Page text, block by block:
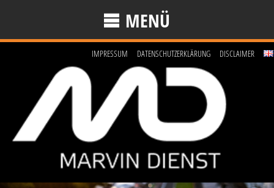
MENÜ
IMPRESSUM DATENSCHUTZERKLÄRUNG DISCLAIMER